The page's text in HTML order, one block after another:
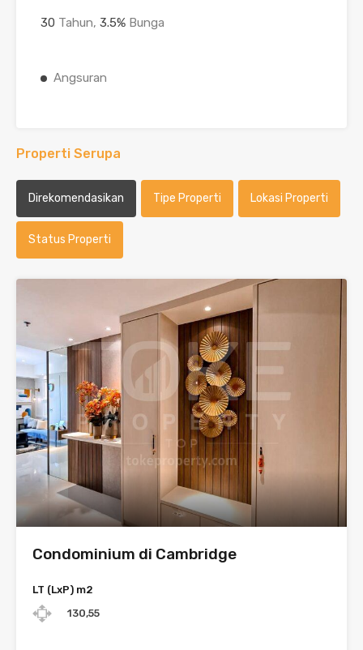
30 Tahun, 3.5% Bunga
Angsuran
Properti Serupa
Direkomendasikan Tipe Properti Lokasi Properti
Status Properti
Condominium di Cambridge
LT (LxP) m2
130,55